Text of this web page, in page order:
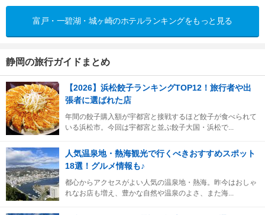
富戸・一碧湖・城ヶ崎のホテルランキングをもっと見る
静岡の旅行ガイドまとめ
【2026】浜松餃子ランキングTOP12！旅行者や出
張者に選ばれた店
年間の餃子購入額が宇都宮と接戦するほど餃子が食べられて
いる浜松市。今回は宇都宮と並ぶ餃子大国・浜松で...
人気温泉地・熱海観光で行くべきおすすめスポット
18選！グルメ情報も♪
都心からアクセスがよい人気の温泉地・熱海。昨今はおしゃ
れなお店も増え、豊かな自然や温泉のよさ、また海...